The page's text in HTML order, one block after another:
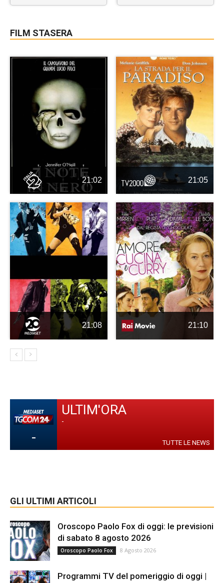
FILM STASERA
21:02 21:05
21:08 21:10
-
ULTIM'ORA
-
TUTTE LE NEWS
GLI ULTIMI ARTICOLI
Oroscopo Paolo Fox di oggi: le previsioni
di sabato 8 agosto 2026
Oroscopo Paolo Fox 8 Agosto 2026
Programmi TV del pomeriggio di oggi |